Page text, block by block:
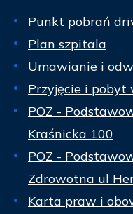
Punkt pobrań
Plan szpitala
Umawianie i
Przyjęcie i pobyt
POZ -
Kraśnicka 100
POZ -
Zdrowotna ul
Karta praw i